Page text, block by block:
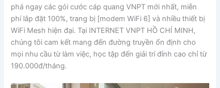
phá ngay các gói cước cáp quang VNPT mới nhất, miễn
phí lắp đặt 100%, trang bị [modem WiFi 6] và nhiều thiết bị
WiFi Mesh hiện đại. Tại INTERNET VNPT HỒ CHÍ MINH,
chúng tôi cam kết mang đến đường truyền ổn định cho
mọi nhu cầu từ làm việc, học tập đến giải trí đỉnh cao chỉ từ
190.000đ/tháng.